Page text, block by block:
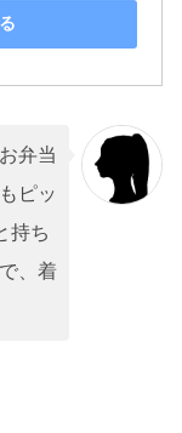
弁当
ピッ
持ち
、着